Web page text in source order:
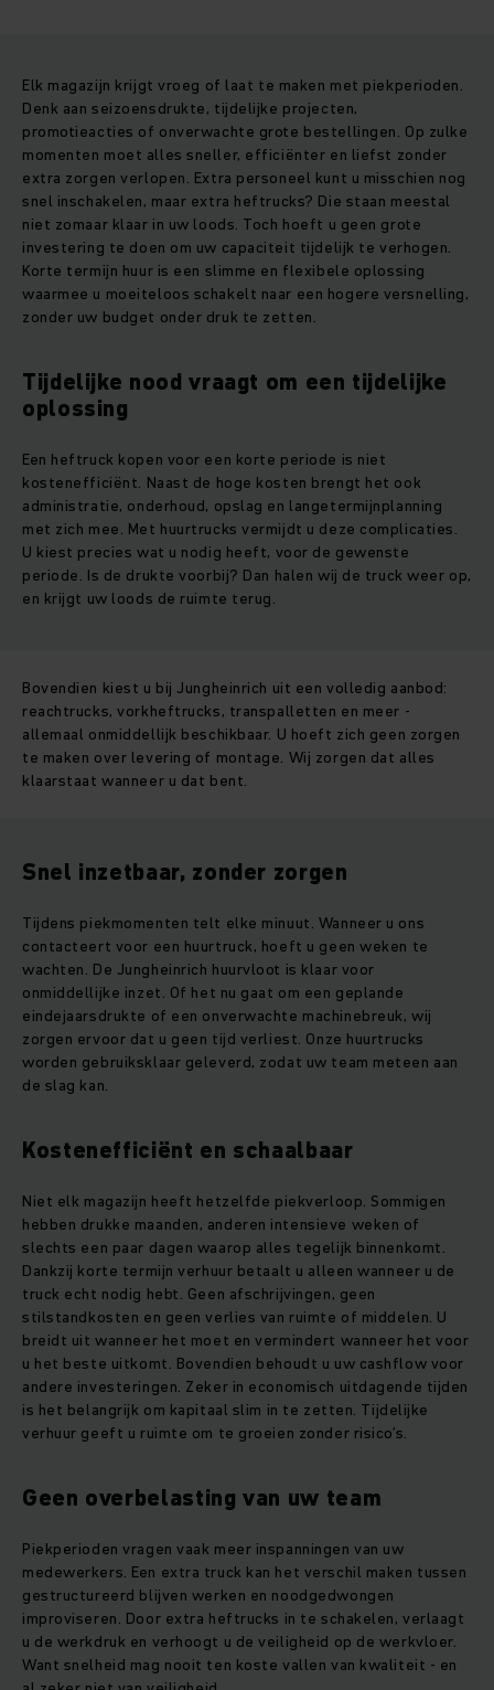
Elk magazijn krijgt vroeg of laat te maken met piekperioden.
Denk aan seizoensdrukte, tijdelijke projecten,
promotieacties of onverwachte grote bestellingen. Op zulke
momenten moet alles sneller, efficiënter en liefst zonder
extra zorgen verlopen. Extra personeel kunt u misschien nog
snel inschakelen, maar extra heftrucks? Die staan meestal
niet zomaar klaar in uw loods. Toch hoeft u geen grote
investering te doen om uw capaciteit tijdelijk te verhogen.
Korte termijn huur is een slimme en flexibele oplossing
waarmee u moeiteloos schakelt naar een hogere versnelling,
zonder uw budget onder druk te zetten.
Tijdelijke nood vraagt om een tijdelijke
oplossing
Een heftruck kopen voor een korte periode is niet
kostenefficiënt. Naast de hoge kosten brengt het ook
administratie, onderhoud, opslag en langetermijnplanning
met zich mee. Met huurtrucks vermijdt u deze complicaties.
U kiest precies wat u nodig heeft, voor de gewenste
periode. Is de drukte voorbij? Dan halen wij de truck weer op,
en krijgt uw loods de ruimte terug.
Bovendien kiest u bij Jungheinrich uit een volledig aanbod:
reachtrucks, vorkheftrucks, transpalletten en meer -
allemaal onmiddellijk beschikbaar. U hoeft zich geen zorgen
te maken over levering of montage. Wij zorgen dat alles
klaarstaat wanneer u dat bent.
Snel inzetbaar, zonder zorgen
Tijdens piekmomenten telt elke minuut. Wanneer u ons
contacteert voor een huurtruck, hoeft u geen weken te
wachten. De Jungheinrich huurvloot is klaar voor
onmiddellijke inzet. Of het nu gaat om een geplande
eindejaarsdrukte of een onverwachte machinebreuk, wij
zorgen ervoor dat u geen tijd verliest. Onze huurtrucks
worden gebruiksklaar geleverd, zodat uw team meteen aan
de slag kan.
Kostenefficiënt en schaalbaar
Niet elk magazijn heeft hetzelfde piekverloop. Sommigen
hebben drukke maanden, anderen intensieve weken of
slechts een paar dagen waarop alles tegelijk binnenkomt.
Dankzij korte termijn verhuur betaalt u alleen wanneer u de
truck echt nodig hebt. Geen afschrijvingen, geen
stilstandkosten en geen verlies van ruimte of middelen. U
breidt uit wanneer het moet en vermindert wanneer het voor
u het beste uitkomt. Bovendien behoudt u uw cashflow voor
andere investeringen. Zeker in economisch uitdagende tijden
is het belangrijk om kapitaal slim in te zetten. Tijdelijke
verhuur geeft u ruimte om te groeien zonder risico’s.
Geen overbelasting van uw team
Piekperioden vragen vaak meer inspanningen van uw
medewerkers. Een extra truck kan het verschil maken tussen
gestructureerd blijven werken en noodgedwongen
improviseren. Door extra heftrucks in te schakelen, verlaagt
u de werkdruk en verhoogt u de veiligheid op de werkvloer.
Want snelheid mag nooit ten koste vallen van kwaliteit - en